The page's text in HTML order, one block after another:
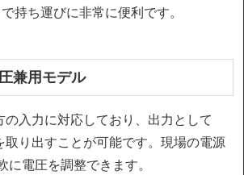
持ち運びに非常に便利です。
兼用モデル
の入力に対応しており、出力として
取り出すことが可能です。現場の電源
に電圧を調整できます。